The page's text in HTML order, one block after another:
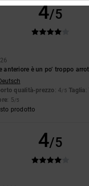
4/5
anteriore è un po’ troppo
qualità-prezzo : 4/5 Taglia:
: 5/5
prodotto
4/5